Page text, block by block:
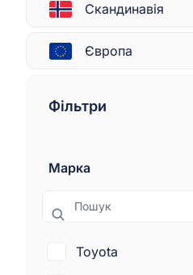
Скандинавія
Європа
Фільтри
Марка
Пошук
Toyota